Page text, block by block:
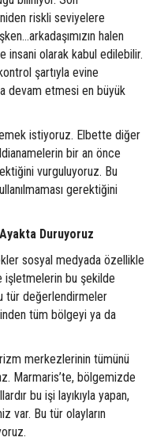
riskli seviyelere
halen
insani olarak kabul edilebilir.
şartıyla evine
devam etmesi en büyük
istiyoruz. Elbette diğer
bir an önce
vurguluyoruz. Bu
gerektiğini
Duruyoruz
sosyal medyada özellikle
işletmelerin bu şekilde
tür değerlendirmeler
tüm bölgeyi ya da
merkezlerinin tümünü
Marmaris’te, bölgemizde
bu işi layıkıyla yapan,
var. Bu tür olayların